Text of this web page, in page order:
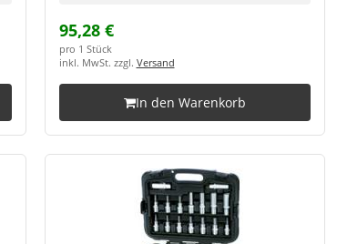
95,28 €
pro 1 Stück
inkl. MwSt. zzgl. Versand
In den Warenkorb